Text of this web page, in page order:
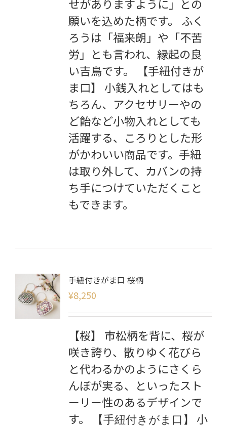
せがありますように」との
願いを込めた柄です。 ふく
ろうは「福来朗」や「不苦
労」とも言われ、縁起の良
い吉鳥です。 【手紐付きが
ま口】 小銭入れとしてはも
ちろん、アクセサリーやの
ど飴など小物入れとしても
活躍する、ころりとした形
がかわいい商品です。手紐
は取り外して、カバンの持
ち手につけていただくこと
もできます。
手紐付きがま口 桜柄
¥8,250
【桜】 市松柄を背に、桜が
咲き誇り、散りゆく花びら
と代わるかのようにさくら
んぼが実る、といったスト
ーリー性のあるデザインで
す。
【手紐付きがま口】
小